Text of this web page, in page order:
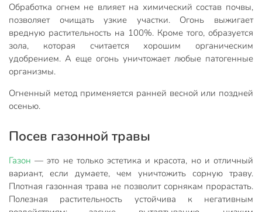
Обработка огнем не влияет на химический состав почвы,
позволяет очищать узкие участки. Огонь выжигает
вредную растительность на 100%. Кроме того, образуется
зола, которая считается хорошим органическим
удобрением. А еще огонь уничтожает любые патогенные
организмы.
Огненный метод применяется ранней весной или поздней
осенью.
Посев газонной травы
Газон — это не только эстетика и красота, но и отличный
вариант, если думаете, чем уничтожить сорную траву.
Плотная газонная трава не позволит сорнякам прорастать.
Полезная растительность устойчива к негативным